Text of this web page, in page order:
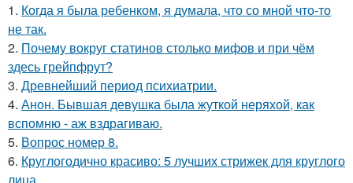
1. Когда я была ребенком, я думала, что со мной что-то
не так.
2. Почему вокруг статинов столько мифов и при чём
здесь грейпфрут?
3. Древнейший период психиатрии.
4. Анон. Бывшая девушка была жуткой неряхой, как
вспомню - аж вздрагиваю.
5. Вопрос номер 8.
6. Круглогодично красиво: 5 лучших стрижек для круглого